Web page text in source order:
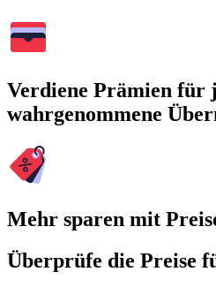
Verdiene Prämien für
wahrgenommene
Mehr sparen mit
Überprüfe die Preise